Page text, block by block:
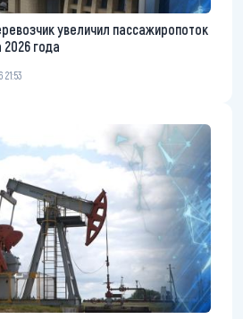
увеличил пассажиропоток
2026 года
21:53